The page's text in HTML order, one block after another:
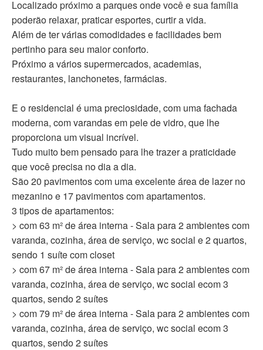
Localizado próximo a parques onde você e sua família
poderão relaxar, praticar esportes, curtir a vida.
Além de ter várias comodidades e facilidades bem
pertinho para seu maior conforto.
Próximo a vários supermercados, academias,
restaurantes, lanchonetes, farmácias.
E o residencial é uma preciosidade, com uma fachada
moderna, com varandas em pele de vidro, que lhe
proporciona um visual incrível.
Tudo muito bem pensado para lhe trazer a praticidade
que você precisa no dia a dia.
São 20 pavimentos com uma excelente área de lazer no
mezanino e 17 pavimentos com apartamentos.
3 tipos de apartamentos:
> com 63 m² de área interna - Sala para 2 ambientes com
varanda, cozinha, área de serviço, wc social e 2 quartos,
sendo 1 suíte com closet
> com 67 m² de área interna - Sala para 2 ambientes com
varanda, cozinha, área de serviço, wc social ecom 3
quartos, sendo 2 suítes
> com 79 m² de área interna - Sala para 2 ambientes com
varanda, cozinha, área de serviço, wc social ecom 3
quartos, sendo 2 suítes